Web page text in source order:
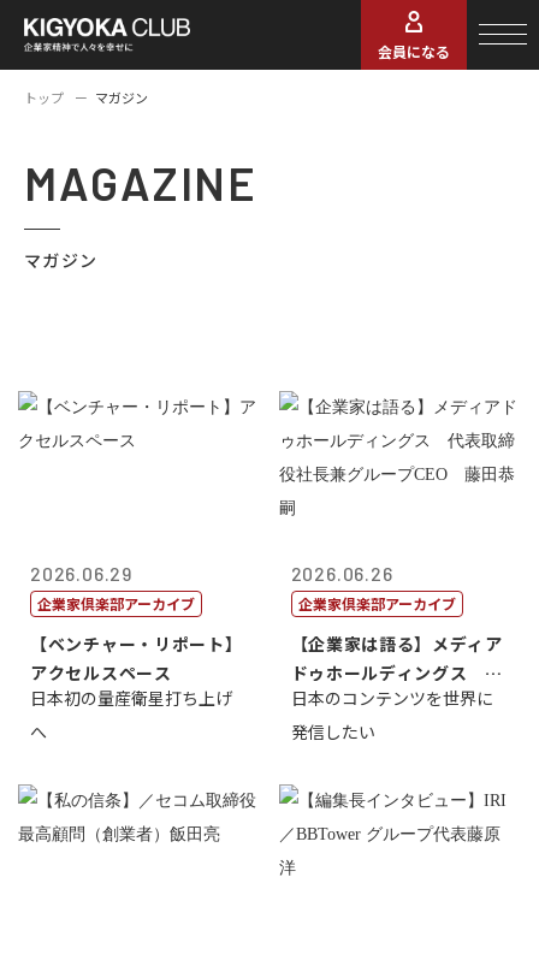
会員になる
トップ マガジン
MAGAZINE
マガジン
2026.06.29
企業家倶楽部アーカイブ
【ベンチャー・リポート】
アクセルスペース
日本初の量産衛星打ち上げ
へ
2026.06.26
企業家倶楽部アーカイブ
【企業家は語る】メディア
ドゥホールディングス 代
表取締役社長...
日本のコンテンツを世界に
発信したい